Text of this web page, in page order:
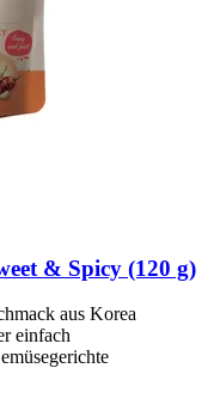
& Spicy (120 g)
aus Korea
einfach